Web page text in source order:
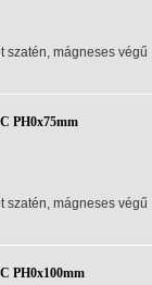
szatén, mágneses végű
PH0x75mm
szatén, mágneses végű
PH0x100mm